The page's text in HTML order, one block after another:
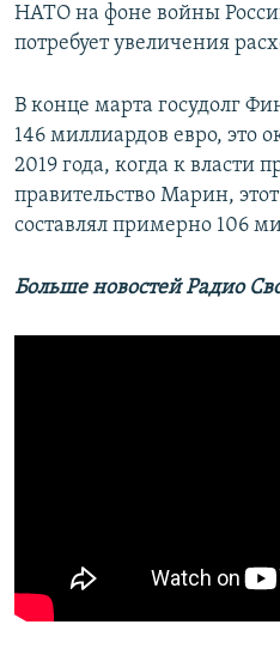
НАТО на фоне войны
потребует увеличения
В конце марта госудолг
146 миллиардов евро, это
2019 года, когда к власти
правительство Марин,
составлял примерно 106
Больше новостей Радио